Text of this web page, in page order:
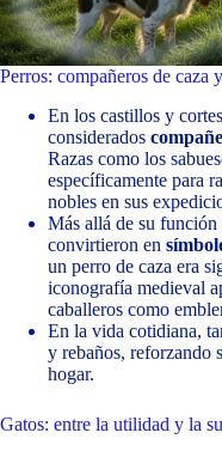
Perros: compañeros de caza
En los castillos y
considerados
Razas como los
específicamente para
nobles en sus
Más allá de su función
convirtieron en
un perro de caza era
iconografía medieval
caballeros como
En la vida cotidiana,
y rebaños, reforzando
hogar.
Gatos: entre la utilidad y la